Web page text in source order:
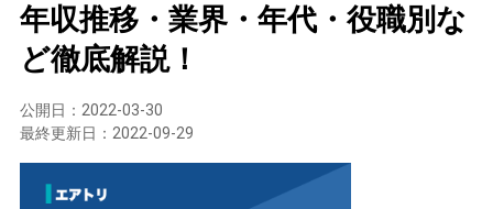
年収推移・業界・年代・役職別な
ど徹底解説！
公開日： 2022-03-30
最終更新日： 2022-09-29